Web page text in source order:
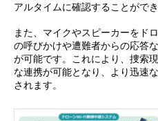
アルタイムに確認することができ
また、マイクやスピーカーをド
の呼びかけや遭難者からの応答
が可能です。これにより、捜索
な連携が可能となり、より迅速
されます。